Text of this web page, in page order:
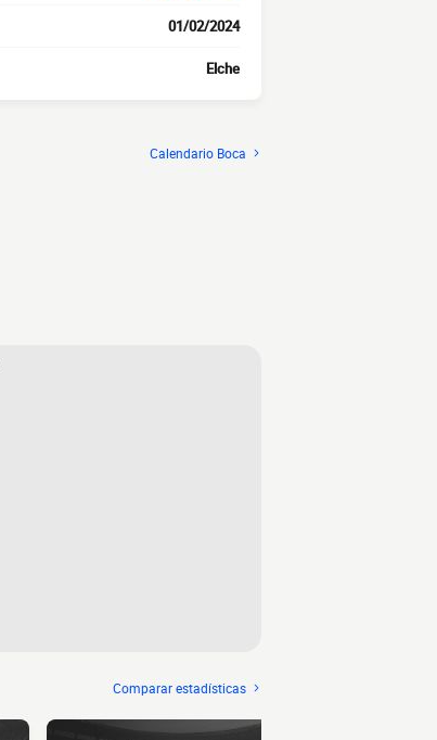
01/02/2024
Elche
Calendario Boca
Comparar estadísticas